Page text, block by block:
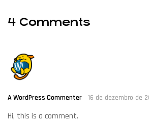
4 Comments
A WordPress Commenter 16 de dezembro de
Hi, this is a comment.